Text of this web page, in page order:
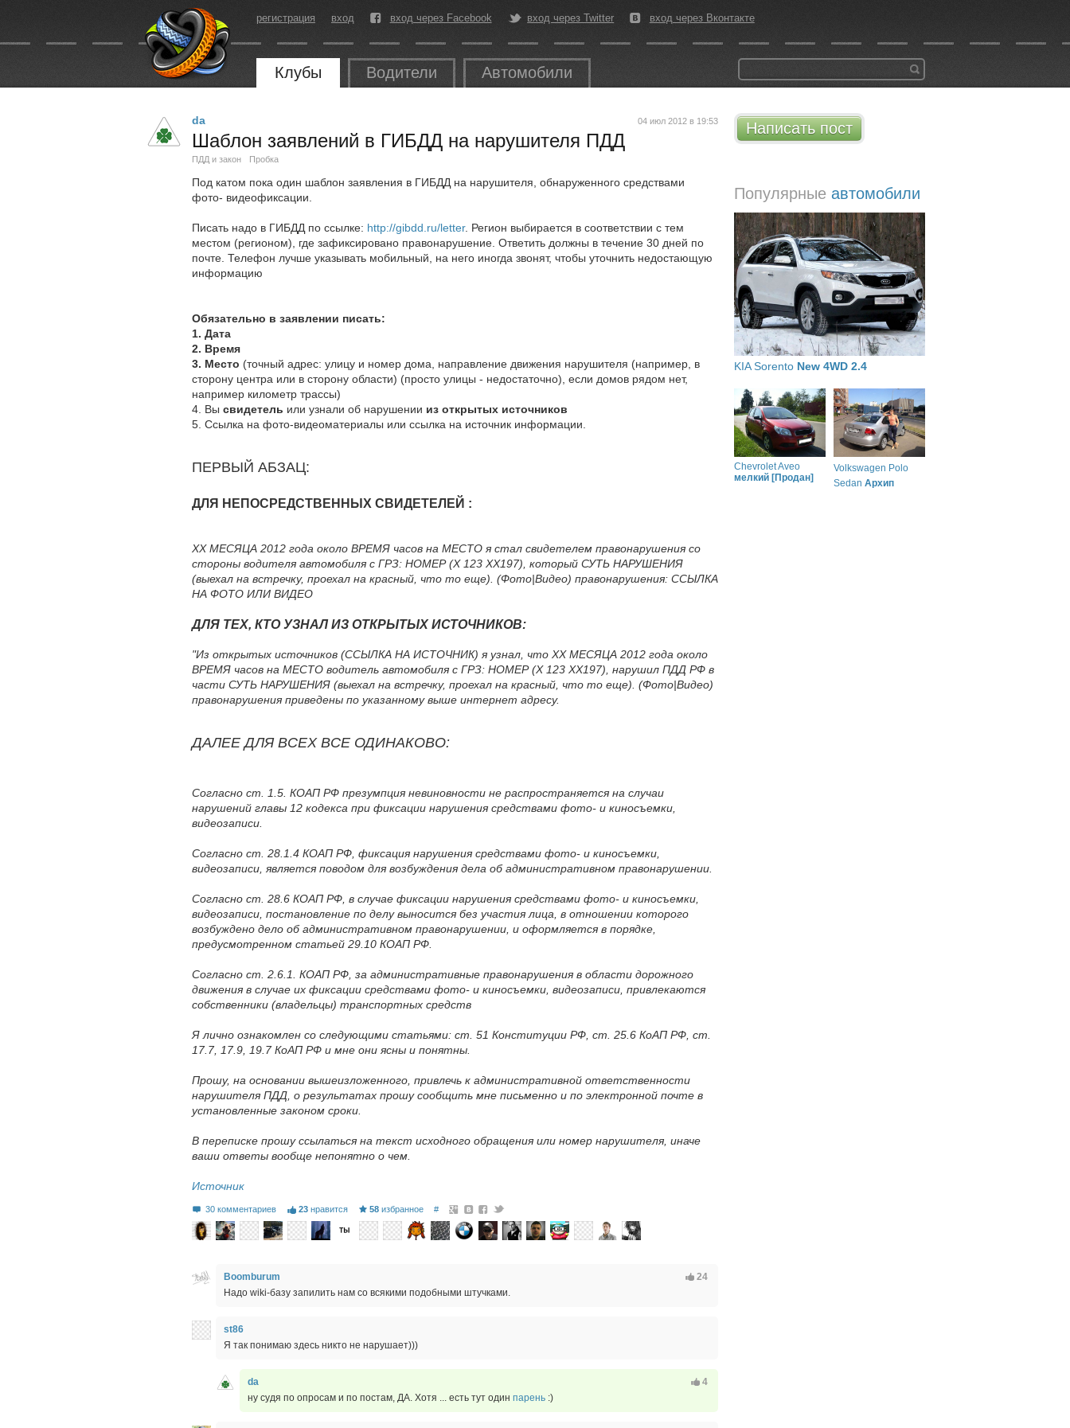
регистрация вход вход через Facebook вход через Twitter вход через Вконтакте
Клубы Водители Автомобили
Написать пост
Популярные автомобили
KIA Sorento New 4WD 2.4
Chevrolet Aveo
мелкий [Продан]
Volkswagen Polo
Sedan Архип
04 июл 2012 в 19:53
da
Шаблон заявлений в ГИБДД на нарушителя ПДД
ПДД и закон Пробка
Под катом пока один шаблон заявления в ГИБДД на нарушителя, обнаруженного средствами
фото- видеофиксации.
Писать надо в ГИБДД по ссылке: http://gibdd.ru/letter. Регион выбирается в соответствии с тем
местом (регионом), где зафиксировано правонарушение. Ответить должны в течение 30 дней по
почте. Телефон лучше указывать мобильный, на него иногда звонят, чтобы уточнить недостающую
информацию
Обязательно в заявлении писать:
1. Дата
2. Время
3. Место (точный адрес: улицу и номер дома, направление движения нарушителя (например, в
сторону центра или в сторону области) (просто улицы - недостаточно), если домов рядом нет,
например километр трассы)
4. Вы свидетель или узнали об нарушении из открытых источников
5. Ссылка на фото-видеоматериалы или ссылка на источник информации.
ПЕРВЫЙ АБЗАЦ:
ДЛЯ НЕПОСРЕДСТВЕННЫХ СВИДЕТЕЛЕЙ :
ХХ МЕСЯЦА 2012 года около ВРЕМЯ часов на МЕСТО я стал свидетелем правонарушения со
стороны водителя автомобиля с ГРЗ: НОМЕР (Х 123 ХХ197), который СУТЬ НАРУШЕНИЯ
(выехал на встречку, проехал на красный, что то еще). (Фото|Видео) правонарушения: ССЫЛКА
НА ФОТО ИЛИ ВИДЕО
ДЛЯ ТЕХ, КТО УЗНАЛ ИЗ ОТКРЫТЫХ ИСТОЧНИКОВ:
"Из открытых источников (ССЫЛКА НА ИСТОЧНИК) я узнал, что ХХ МЕСЯЦА 2012 года около
ВРЕМЯ часов на МЕСТО водитель автомобиля с ГРЗ: НОМЕР (Х 123 ХХ197), нарушил ПДД РФ в
части СУТЬ НАРУШЕНИЯ (выехал на встречку, проехал на красный, что то еще). (Фото|Видео)
правонарушения приведены по указанному выше интернет адресу.
ДАЛЕЕ ДЛЯ ВСЕХ ВСЕ ОДИНАКОВО:
Согласно ст. 1.5. КОАП РФ презумпция невиновности не распространяется на случаи
нарушений главы 12 кодекса при фиксации нарушения средствами фото- и киносъемки,
видеозаписи.
Согласно ст. 28.1.4 КОАП РФ, фиксация нарушения средствами фото- и киносъемки,
видеозаписи, является поводом для возбуждения дела об административном правонарушении.
Согласно ст. 28.6 КОАП РФ, в случае фиксации нарушения средствами фото- и киносъемки,
видеозаписи, постановление по делу выносится без участия лица, в отношении которого
возбуждено дело об административном правонарушении, и оформляется в порядке,
предусмотренном статьей 29.10 КОАП РФ.
Согласно ст. 2.6.1. КОАП РФ, за административные правонарушения в области дорожного
движения в случае их фиксации средствами фото- и киносъемки, видеозаписи, привлекаются
собственники (владельцы) транспортных средств
Я лично ознакомлен со следующими статьями: ст. 51 Конституции РФ, ст. 25.6 КоАП РФ, ст.
17.7, 17.9, 19.7 КоАП РФ и мне они ясны и понятны.
Прошу, на основании вышеизложенного, привлечь к административной ответственности
нарушителя ПДД, о результатах прошу сообщить мне письменно и по электронной почте в
установленные законом сроки.
В переписке прошу ссылаться на текст исходного обращения или номер нарушителя, иначе
ваши ответы вообще непонятно о чем.
Источник
30 комментариев 23 нравится 58 избранное #
24
Boomburum
Надо wiki-базу запилить нам со всякими подобными штучками.
st86
Я так понимаю здесь никто не нарушает)))
4
da
ну судя по опросам и по постам, ДА. Хотя ... есть тут один парень :)